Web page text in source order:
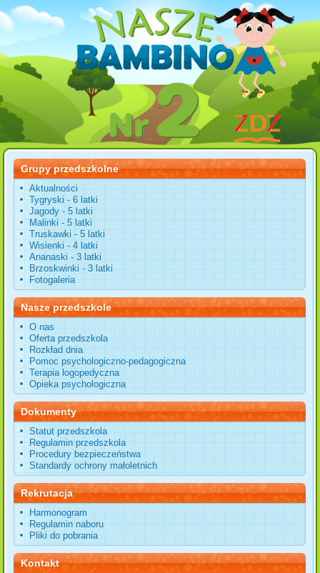
Grupy przedszkolne
Aktualności
Tygryski - 6 latki
Jagody - 5 latki
Malinki - 5 latki
Truskawki - 5 latki
Wisienki - 4 latki
Ananaski - 3 latki
Brzoskwinki - 3 latki
Fotogaleria
Nasze przedszkole
O nas
Oferta przedszkola
Rozkład dnia
Pomoc psychologiczno-pedagogiczna
Terapia logopedyczna
Opieka psychologiczna
Dokumenty
Statut przedszkola
Regulamin przedszkola
Procedury bezpieczeństwa
Standardy ochrony małoletnich
Rekrutacja
Harmonogram
Regulamin naboru
Pliki do pobrania
Kontakt